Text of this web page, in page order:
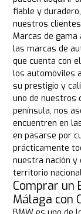
fiable y
nuestros
Marcas de
las marcas de
que cuenta con
los automóviles
su prestigio y
uno de nuestros
península, nos
encuentren en
en pasarse por
prácticamente
nuestra nación y
territorio
Comprar un
Málaga con